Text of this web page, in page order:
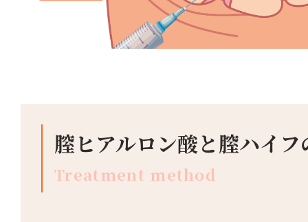
膣ヒアルロン酸と膣ハイフ
Treatment method